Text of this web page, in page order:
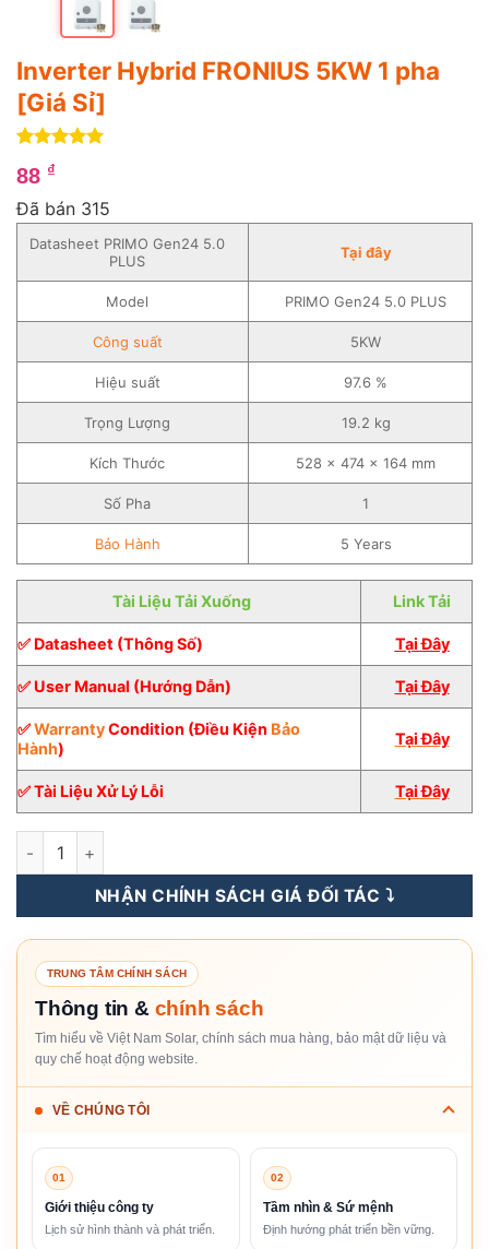
Inverter Hybrid FRONIUS 5KW 1 pha
[Giá Sỉ]
trên 5
dựa trên
88 ₫
Đã bán 315
Datasheet PRIMO Gen24 5.0
PLUS
Tại đây
Model PRIMO Gen24 5.0 PLUS
Công suất 5KW
Hiệu suất 97.6 %
Trọng Lượng 19.2 kg
Kích Thước 528 × 474 × 164 mm
Số Pha 1
Bảo Hành 5 Years
Tài Liệu Tải Xuống Link Tải
✅ Datasheet (Thông Số) Tại Đây
✅ User Manual (Hướng Dẫn) Tại Đây
✅WarrantyCondition (Điều Kiện Bảo
Hành)
Tại Đây
✅ Tài Liệu Xử Lý Lỗi Tại Đây
Inverter Hybrid FRONIUS 5KW 1 pha [Giá Sỉ] số lượng
NHẬN CHÍNH SÁCH GIÁ ĐỐI TÁC ⤵️
TRUNG TÂM CHÍNH SÁCH
Thông tin & chính sách
Tìm hiểu về Việt Nam Solar, chính sách mua hàng, bảo mật dữ liệu và
quy chế hoạt động website.
VỀ CHÚNG TÔI
01
Giới thiệu công ty
Lịch sử hình thành và phát triển.
02
Tầm nhìn & Sứ mệnh
Định hướng phát triển bền vững.